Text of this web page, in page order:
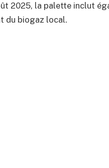
2025, la palette inclut
du biogaz local.